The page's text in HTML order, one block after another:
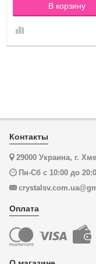
В корзину
Контакты
29000 Украина, г.
Пн-Сб с 10:00 до
Оплата